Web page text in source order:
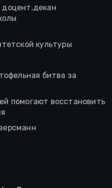
культуры
битва за
помогают восстановить